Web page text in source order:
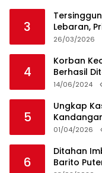
3
Lebaran,
Teman
26/03/2026
4
Korban
Berhasil
14/06/2024
5
Ungkap
HSS
01/04/2026
6
Ditahan
Barito